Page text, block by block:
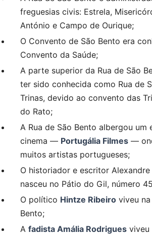
freguesias civis: Estrela,
António e Campo de Ourique;
O Convento de São Bento era
Convento da Saúde;
A parte superior da Rua de São
ter sido conhecida como Rua de
Trinas, devido ao convento das
do Rato;
A Rua de São Bento albergou um
cinema — Portugália Filmes —
muitos artistas portugueses;
O historiador e escritor Alexandre
nasceu no Pátio do Gil, número
O político Hintze Ribeiro viveu na
Bento;
A fadista Amália Rodrigues viveu